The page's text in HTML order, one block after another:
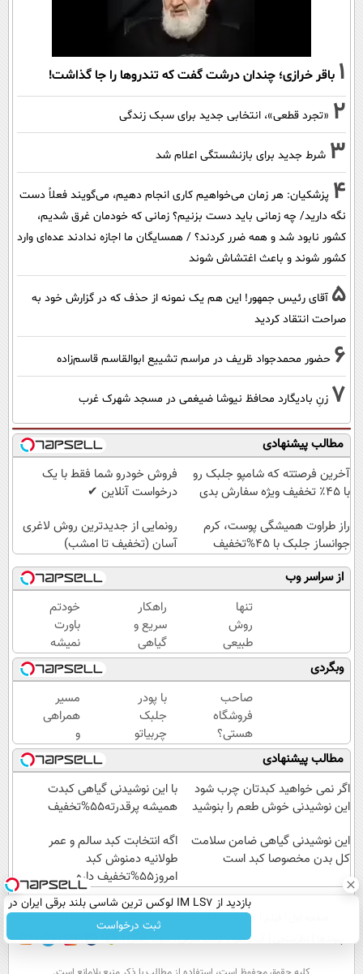
1 باقر خرازی؛ چندان درشت گفت که تندروها را جا گذاشت!
2 «تجرد قطعی»، انتخابی جدید برای سبک زندگی
3 شرط جدید برای بازنشستگی اعلام شد
4 پزشکیان: هر زمان می‌خواهیم کاری انجام دهیم، می‌گویند فعلاً دست
نگه دارید/ چه زمانی باید دست بزنیم؟ زمانی که خودمان غرق شدیم،
کشور نابود شد و همه ضرر کردند؟ / همسایگان ما اجازه ندادند عده‌ای وارد
کشور شوند و باعث اغتشاش شوند
5 آقای رئیس جمهور! این هم یک نمونه از حذف که در گزارش خود به
صراحت انتقاد کردید
6 حضور محمدجواد ظریف در مراسم تشییع ابوالقاسم قاسم‌زاده
7 زنِ بادیگارد محافظ نیوشا ضیغمی در مسجد شهرک غرب
مطالب پیشنهادی
آخرین فرصتته که شامپو جلبک رو
با ۴۵٪ تخفیف ویژه سفارش بدی
فروش خودرو شما فقط با یک
درخواست آنلاین ✔
راز طراوت همیشگی پوست، کرم
جوانساز جلبک با 45%تخفیف
رونمایی از جدیدترین روش لاغری
آسان (تخفیف تا امشب)
از سراسر وب
تنها
روش
طبیعی
که
پوستت
رو
بصورت
عمقی
ابرسانی
و نرم
میکنه
راهکار
سریع و
گیاهی
برای
جلوگیری
و درمان
پیری
پوست
خودتم
باورت
نمیشه
چقدر
جوون
شدی!
خرید
جوانساز
اسپیرولینا
با تخفیف
ویژه
وبگردی
صاحب
فروشگاه
هستی؟
وام تا ۳
میلیارد
تومان
بگیر
با پودر
جلبک
چربیاتو
مثل
اسید
ذوب
کن
تا
امشب)
مسیر
همراهی
و
گزارش
عملکرد
گروه
اسنپ
۱۴۰۴
مطالب پیشنهادی
اگر نمی خواهید کبدتان چرب شود
این نوشیدنی خوش طعم را بنوشید
با این نوشیدنی گیاهی کبدت
همیشه پرقدرته55%تخفیف
این نوشیدنی گیاهی ضامن سلامت
کل بدن مخصوصا کبد است
اگه انتخابت کبد سالم و عمر
طولانیه دمنوش کبد
امروز55%تخفیف داره
بازدید از IM LS7 لوکس ترین شاسی بلند برقی ایران در
باشگاه انقلاب
ثبت درخواست عصر ایران۲ درباره عصرایران تماس با ما
آب و هوا اوقات شرعی سواد زندگی